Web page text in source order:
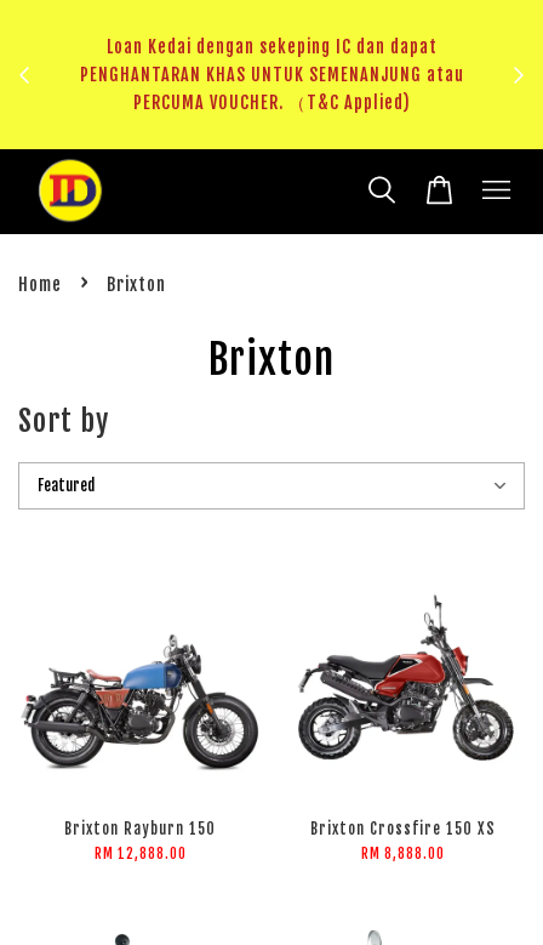
Loan Kedai dengan sekeping IC dan dapat
PENGHANTARAN KHAS UNTUK SEMENANJUNG atau
PERCUMA VOUCHER. （T&C Applied)
Home › Brixton
Brixton
Sort by
Brixton Rayburn 150
RM 12,888.00
Brixton Crossfire 150 XS
RM 8,888.00